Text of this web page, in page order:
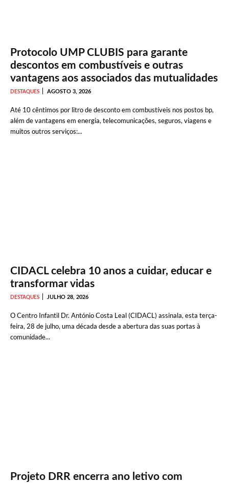
Protocolo UMP CLUBIS para garante
descontos em combustíveis e outras
vantagens aos associados das mutualidades
DESTAQUES AGOSTO 3, 2026
Até 10 cêntimos por litro de desconto em combustíveis nos postos bp,
além de vantagens em energia, telecomunicações, seguros, viagens e
muitos outros serviços:...
CIDACL celebra 10 anos a cuidar, educar e
transformar vidas
DESTAQUES JULHO 28, 2026
O Centro Infantil Dr. António Costa Leal (CIDACL) assinala, esta terça-
feira, 28 de julho, uma década desde a abertura das suas portas à
comunidade...
Projeto DRR encerra ano letivo com